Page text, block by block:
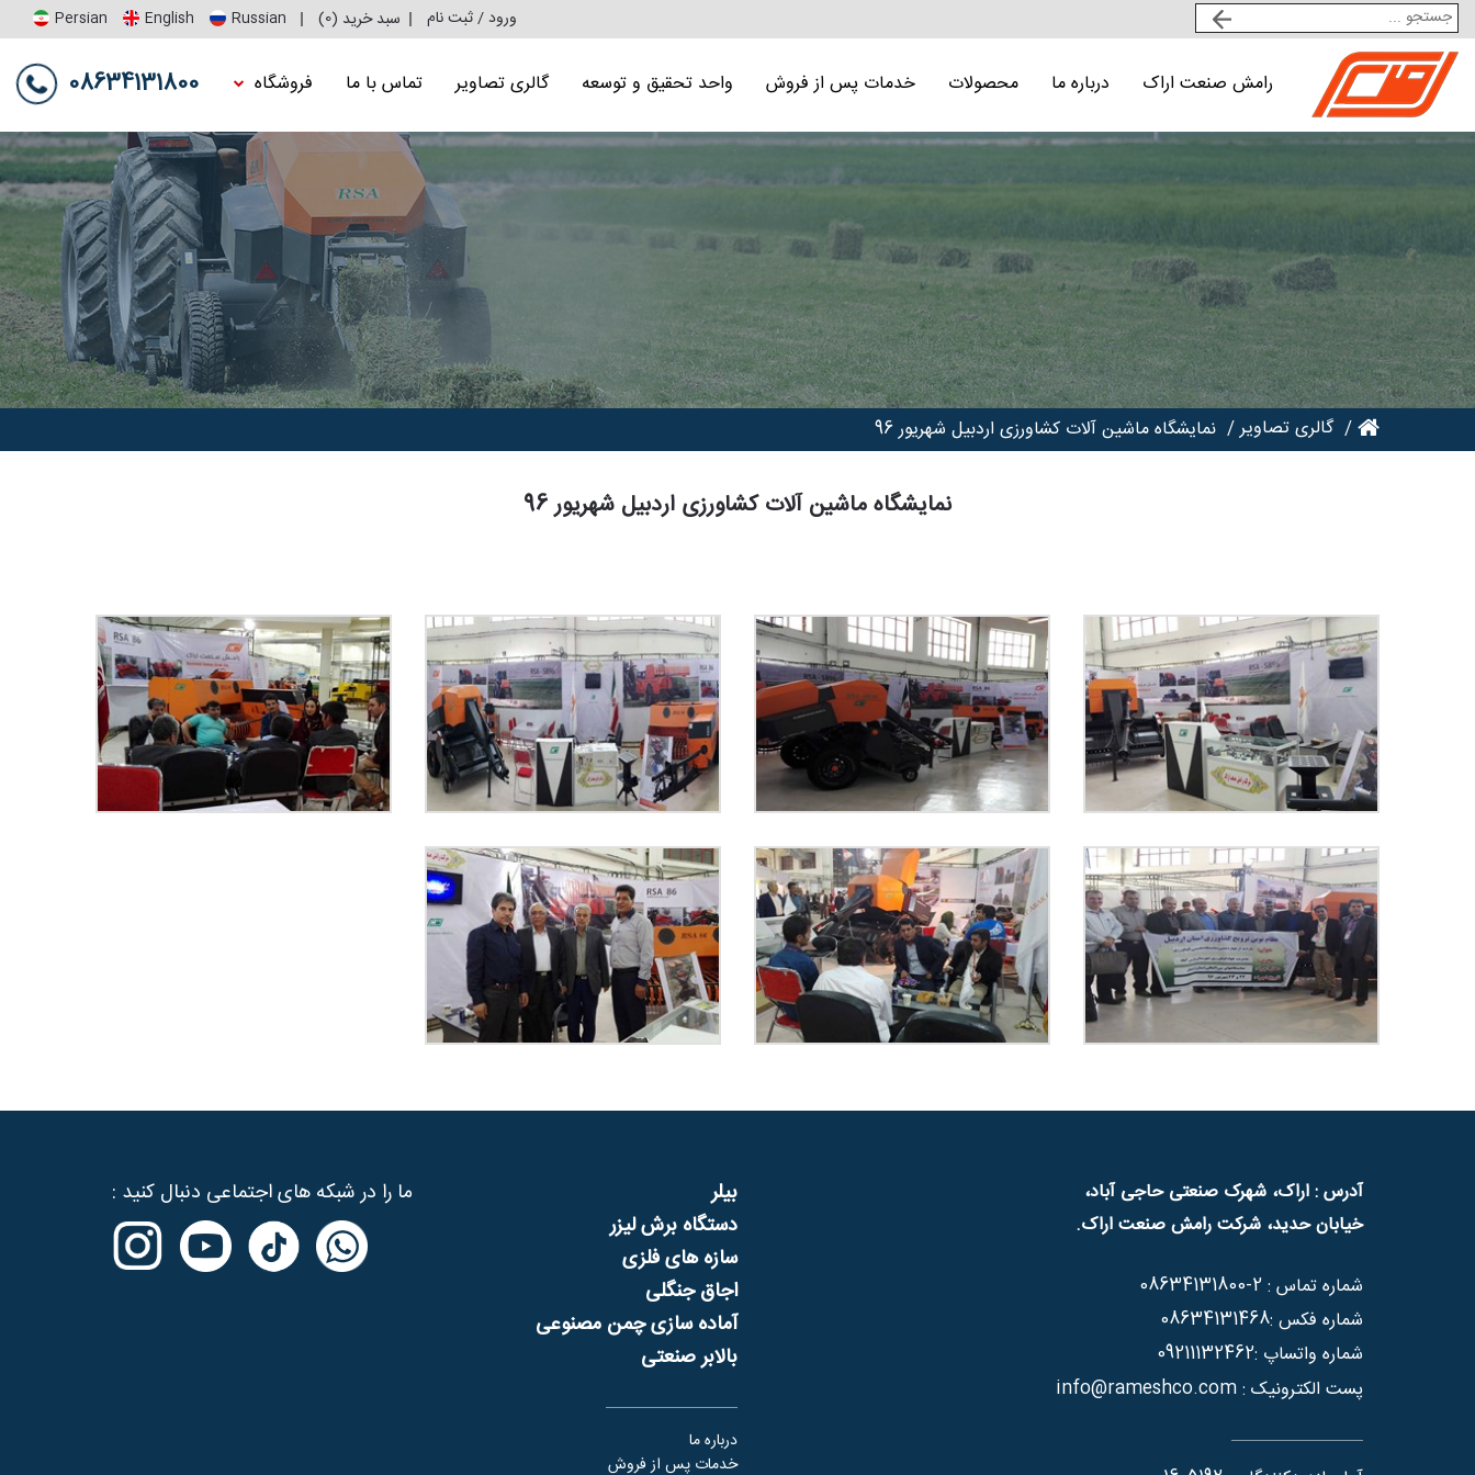
Persian English Russian سبد خرید (0
) ورود / ثبت نام
08634131800 رامش صنعت اراک درباره ما محصولات خدمات پس از فروش واحد تحقیق و توسعه گالری تصاویر تماس با ما فروشگاه
گالری تصاویر نمایشگاه ماشین آلات کشاورزی اردبیل شهریور 96
نمایشگاه ماشین آلات کشاورزی اردبیل شهریور 96
آدرس : اراک، شهرک صنعتی حاجی آباد،
خیابان حدید، شرکت رامش صنعت اراک.
شماره تماس :08634131800-2
شماره فکس :08634131468
شماره واتساپ :09211132462
پست الکترونیک :info@rameshco.com
بیلر
دستگاه برش لیزر
سازه های فلزی
اجاق جنگلی
آماده سازی چمن مصنوعی
بالابر صنعتی
درباره ما
خدمات پس از فروش
ما را در شبکه های اجتماعی دنبال کنید :